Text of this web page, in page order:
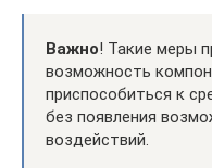
Важно! Такие меры
возможность
приспособиться к
без появления
воздействий.